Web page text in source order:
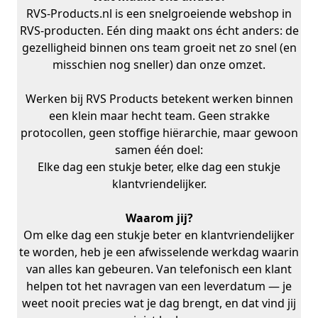
RVS-Products.nl is een snelgroeiende webshop in
RVS-producten. Eén ding maakt ons écht anders: de
gezelligheid binnen ons team groeit net zo snel (en
misschien nog sneller) dan onze omzet.
Werken bij RVS Products betekent werken binnen
een klein maar hecht team. Geen strakke
protocollen, geen stoffige hiërarchie, maar gewoon
samen één doel:
Elke dag een stukje beter, elke dag een stukje
klantvriendelijker.
Waarom jij?
Om elke dag een stukje beter en klantvriendelijker
te worden, heb je een afwisselende werkdag waarin
van alles kan gebeuren. Van telefonisch een klant
helpen tot het navragen van een leverdatum — je
weet nooit precies wat je dag brengt, en dat vind jij